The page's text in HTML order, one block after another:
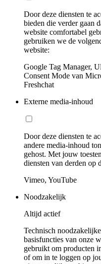
Door deze diensten te
bieden die verder gaan
website comfortabel
gebruiken we de
website:
Google Tag Manager,
Consent Mode van
Freshchat
Externe media-inhoud
Door deze diensten te
andere media-inhoud
gehost. Met jouw
diensten van derden op
Vimeo, YouTube
Noodzakelijk
Altijd actief
Technisch
basisfuncties van onze
gebruikt om producten
of om in te loggen op